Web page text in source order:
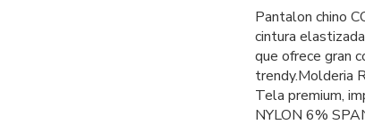
Pantalon chino
cintura
que ofrece gran
trendy.Molderia
Tela premium,
NYLON 6%